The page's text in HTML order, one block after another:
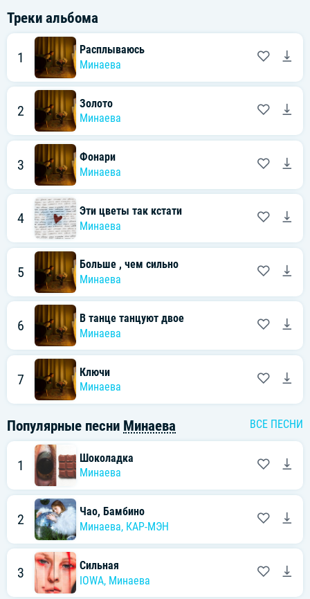
Треки альбома
1
Расплываюсь
Минаева
2
Золото
Минаева
3
Фонари
Минаева
4
Эти цветы так кстати
Минаева
5
Больше , чем сильно
Минаева
6
В танце танцуют двое
Минаева
7
Ключи
Минаева
Популярные песни Минаева ВСЕ ПЕСНИ
1
Шоколадка
Минаева
2
Чао, Бамбино
Минаева, КАР-МЭН
3
Сильная
IOWA, Минаева